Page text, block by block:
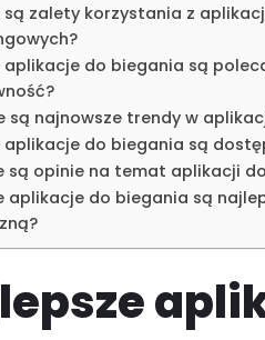
są zalety korzystania z
aplikacje do biegania są
są najnowsze trendy w
aplikacje do biegania są
są opinie na temat aplikacji
aplikacje do biegania są